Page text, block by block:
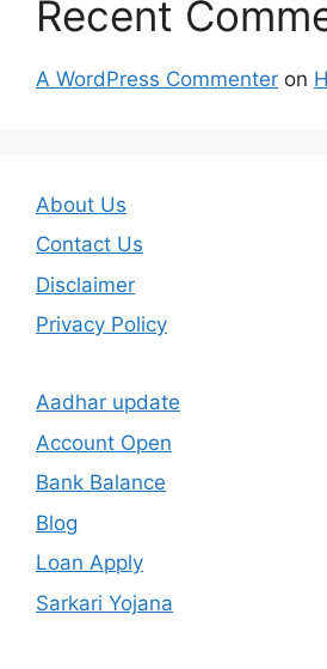
Recent
A WordPress Commenter on
About Us
Contact Us
Disclaimer
Privacy Policy
Aadhar update
Account Open
Bank Balance
Blog
Loan Apply
Sarkari Yojana